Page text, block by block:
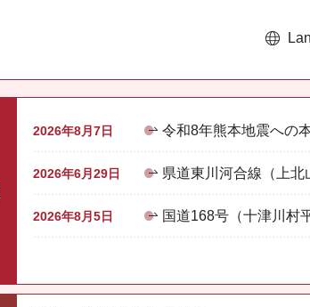
2026年8月7日 令和8年熊本地震への
2026年6月29日 県道東川河合線（上
2026年8月5日 国道168号（十津川村